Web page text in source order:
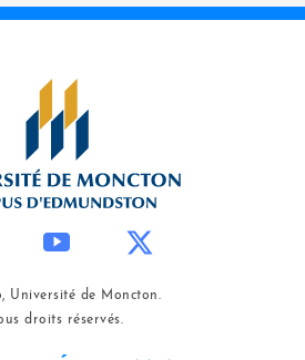
Université de Moncton.
droits réservés.